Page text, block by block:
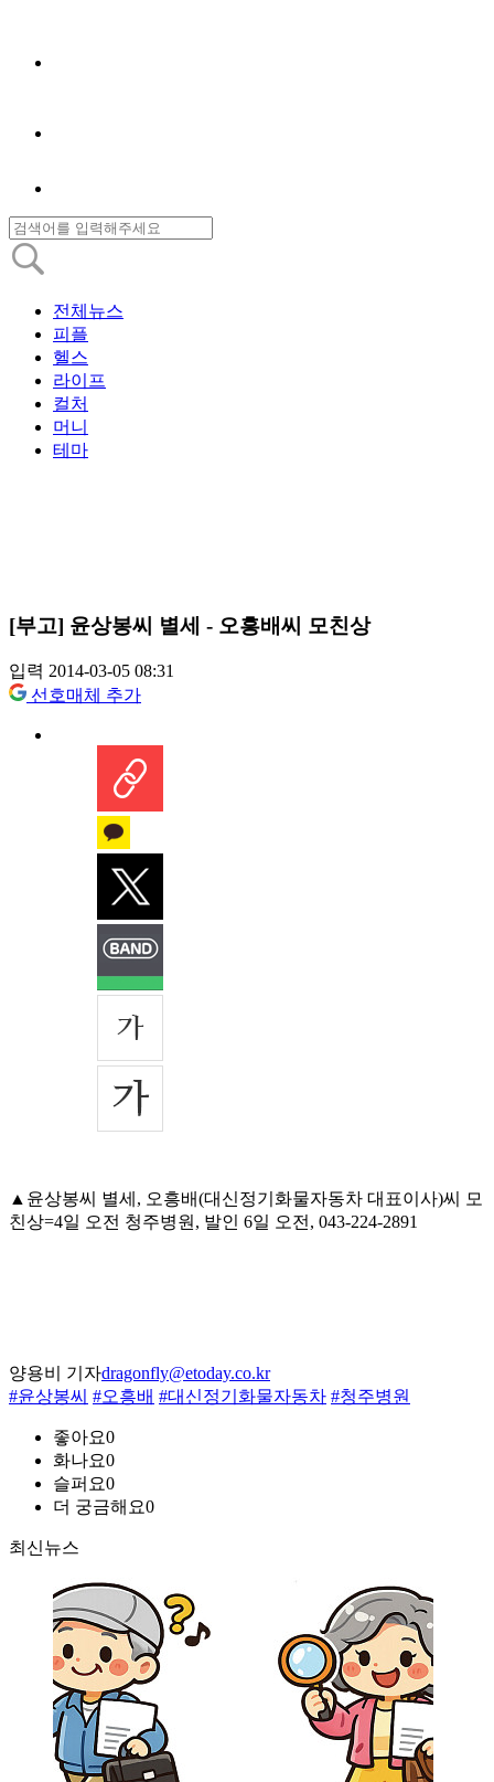
전체뉴스
피플
헬스
라이프
컬처
머니
테마
[부고] 윤상봉씨 별세 - 오흥배씨 모친상
입력 2014-03-05 08:31
선호매체 추가
▲윤상봉씨 별세, 오흥배(대신정기화물자동차 대표이사)씨 모
친상=4일 오전 청주병원, 발인 6일 오전, 043-224-2891
양용비 기자dragonfly@etoday.co.kr
#윤상봉씨 #오흥배 #대신정기화물자동차 #청주병원
좋아요0
화나요0
슬퍼요0
더 궁금해요0
최신뉴스